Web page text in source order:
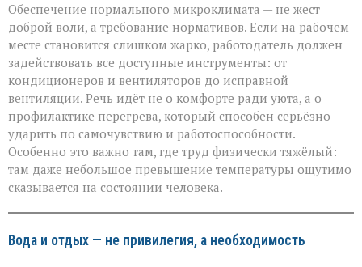
Обеспечение нормального микроклимата — не жест
доброй воли, а требование нормативов. Если на рабочем
месте становится слишком жарко, работодатель должен
задействовать все доступные инструменты: от
кондиционеров и вентиляторов до исправной
вентиляции. Речь идёт не о комфорте ради уюта, а о
профилактике перегрева, который способен серьёзно
ударить по самочувствию и работоспособности.
Особенно это важно там, где труд физически тяжёлый:
там даже небольшое превышение температуры ощутимо
сказывается на состоянии человека.
Вода и отдых — не привилегия, а необходимость